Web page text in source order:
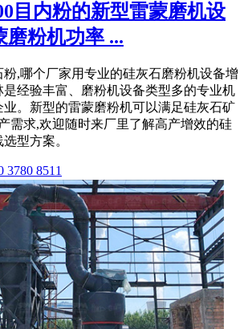
目内粉的新型雷蒙磨机设
磨粉机功率 ...
粉,哪个厂家用专业的硅灰石磨粉机设备增
是经验丰富、磨粉机设备类型多的专业机
业。新型的雷蒙磨粉机可以满足硅灰石矿
需求,欢迎随时来厂里了解高产增效的硅
型方案。
3780 8511